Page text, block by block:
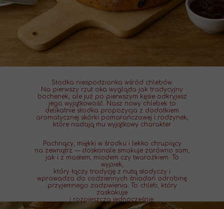
Słodka niespodzianka wśród chlebów.
Na pierwszy rzut oka wygląda jak tradycyjny
bochenek, ale już po pierwszym kęsie odkryjesz
jego wyjątkowość. Nasz nowy chlebek to
delikatnie słodka propozycja z dodatkiem
aromatycznej skórki pomarańczowej i rodzynek,
które nadają mu wyjątkowy charakter.
Pachnący, miękki w środku i lekko chrupiący
na zewnątrz — doskonale smakuje zarówno sam,
jak i z masłem, miodem czy twarożkiem. To
wypiek,
który łączy tradycję z nutą słodyczy i
wprowadza do codziennych śniadań odrobinę
przyjemnego zadziwienia. To chleb, który
zaskakuje
i rozpieszcza jednocześnie.